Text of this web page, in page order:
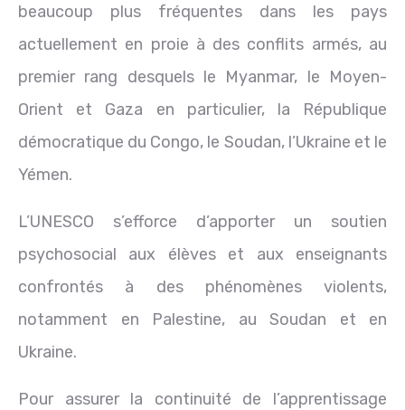
beaucoup plus fréquentes dans les pays
actuellement en proie à des conflits armés, au
premier rang desquels le Myanmar, le Moyen-
Orient et Gaza en particulier, la République
démocratique du Congo, le Soudan, l’Ukraine et le
Yémen.
L’UNESCO s’efforce d’apporter un soutien
psychosocial aux élèves et aux enseignants
confrontés à des phénomènes violents,
notamment en Palestine, au Soudan et en
Ukraine.
Pour assurer la continuité de l’apprentissage